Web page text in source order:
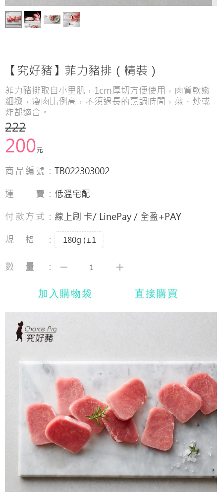
【究好豬】菲力豬排（精裝）
菲力豬排取自小里肌，1cm厚切方便使用，肉質軟嫩
細緻，瘦肉比例高，不須過長的烹調時間，煎、炒或
炸都適合。
222
200元
商品編號： TB022303002
運 費： 低溫宅配
付款方式： 線上刷 卡/ LinePay / 全盈+PAY
規格：
180g (±1
數量：
加入購物袋 直接購買